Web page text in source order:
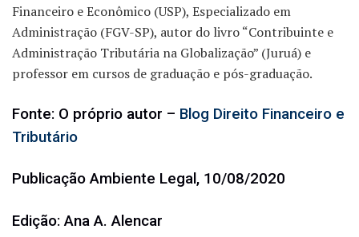
Financeiro e Econômico (USP), Especializado em
Administração (FGV-SP), autor do livro “Contribuinte e
Administração Tributária na Globalização” (Juruá) e
professor em cursos de graduação e pós-graduação.
Fonte: O próprio autor – Blog Direito Financeiro e
Tributário
Publicação Ambiente Legal, 10/08/2020
Edição: Ana A. Alencar